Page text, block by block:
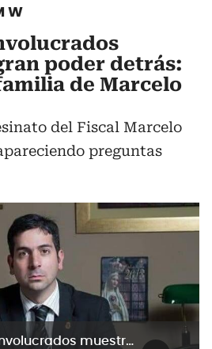
W
poder detrás:
de Marcelo
del Fiscal Marcelo
preguntas
Silencio de involucrados muestra un gran poder detrás: abogado de familia de Marcelo Pecci